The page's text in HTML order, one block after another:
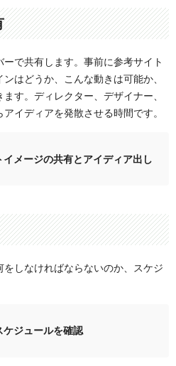
で共有します。事前に参考サイト
はどうか、こんな動きは可能か、
す。ディレクター、デザイナー、
イディアを発散させる時間です。
メージの共有とアイディア出し
しなければならないのか、スケジ
ジュールを確認